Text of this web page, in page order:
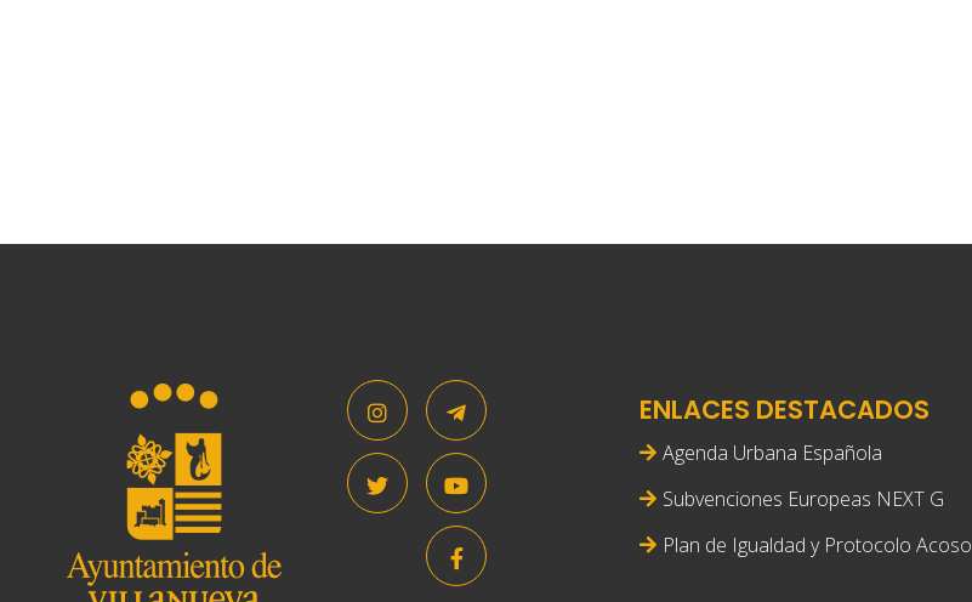
ENLACES DESTACADOS
Agenda Urbana Española
Subvenciones Europeas NEXT G
Plan de Igualdad y Protocolo Acoso